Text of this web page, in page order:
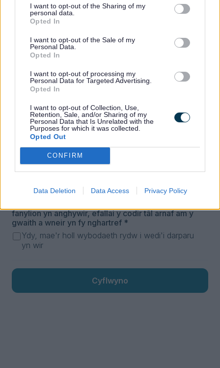
I want to opt-out of the Sharing of my
personal data.
Opted In
I want to opt-out of the Sale of my
Personal Data.
Opted In
I want to opt-out of processing my
Personal Data for Targeted Advertising.
Opted In
I want to opt-out of Collection, Use,
Retention, Sale, and/or Sharing of my
Personal Data that Is Unrelated with the
Purposes for which it was collected.
Opted Out
CONFIRM
Data Deletion Data Access Privacy Policy
E-bost*
A oes unrhyw berson(au) bregus yn yr eiddo?*
Caniatâd ar gyfer storio data a gyflwynwyd
*
Ydw, rwy'n rhoi caniatâd i storio a phrosesu fy
nata
Drwy gyflwyno’r ffurflen hon, rydych yn cydnabod
bod oedolyn cyfrifol dros 18 yn rhaid bod yn
bresennol yn y eiddo er mwyn i’r peiriannydd ddod
Ydw, deallaf y bydd oedolyn cyfrifol dros 18 oed
yn yr eiddo
Drwy gyflwyno’r ffurflen hon, rwy’n cadarnhau bod yr
holl wybodaeth yr wyf wedi’i darparu am y gwaith
fanylion yn anghywir, efallai y codir tâl arnaf am y
gwaith a wneir yn fy nghartref *
Ydy, mae'r holl wybodaeth rydw i wedi'i darparu
yn wir